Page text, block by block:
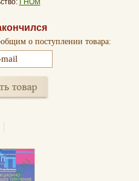
ГНОМ
о поступлении товара: